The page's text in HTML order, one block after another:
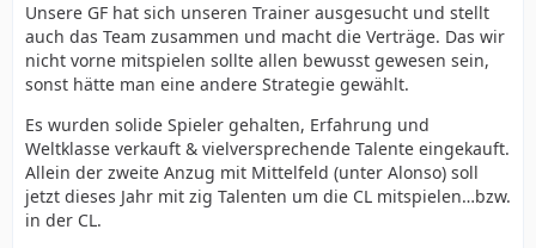
Unsere GF hat sich unseren Trainer ausgesucht und stellt
auch das Team zusammen und macht die Verträge. Das wir
nicht vorne mitspielen sollte allen bewusst gewesen sein,
sonst hätte man eine andere Strategie gewählt.
Es wurden solide Spieler gehalten, Erfahrung und
Weltklasse verkauft & vielversprechende Talente eingekauft.
Allein der zweite Anzug mit Mittelfeld (unter Alonso) soll
jetzt dieses Jahr mit zig Talenten um die CL mitspielen…bzw.
in der CL.